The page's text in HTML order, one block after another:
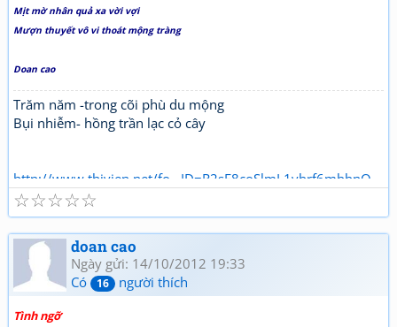
Mịt mờ nhân quả xa vời vợi
Mượn thuyết vô vi thoát mộng tràng
Doan cao
Trăm năm -trong cõi phù du mộng
Bụi nhiễm- hồng trần lạc cỏ cây
http://www.thivien.net/fo...ID=R2sE8coSlmL1vbrf6mbbnQ
☆
☆
☆
☆
☆
doan cao
Ngày gửi: 14/10/2012 19:33
Có
16 người thích
Tình ngỡ